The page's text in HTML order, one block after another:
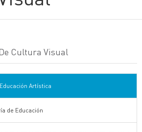
Cultura Visual
Artística
de Educación